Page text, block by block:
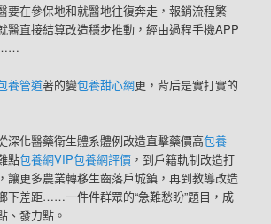
要在參保地和就醫地往復奔走，報銷流程繁
醫直接結算改造穩步推動，經由過程手機APP
……
養管道著的變包養甜心網更，背后是實打實的
深化醫藥衛生體系體例改造直擊藥價高包養
點包養網VIP包養網評價 ，到戶籍軌制改造打
讓更多農業轉移生齒落戶城鎮，再到教導改造
下差距……一件件群眾的“急難愁盼”題目，成
、發力點。